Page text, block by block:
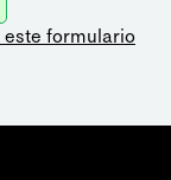
este formulario